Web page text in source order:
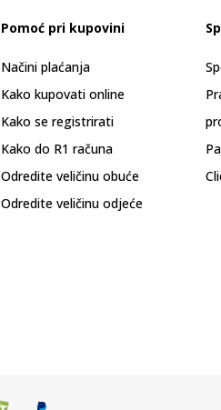
Pomoć pri kupovini
Načini plaćanja
Kako kupovati online
Kako se registrirati
Kako do R1 računa
Odredite veličinu obuće
Odredite veličinu odjeće